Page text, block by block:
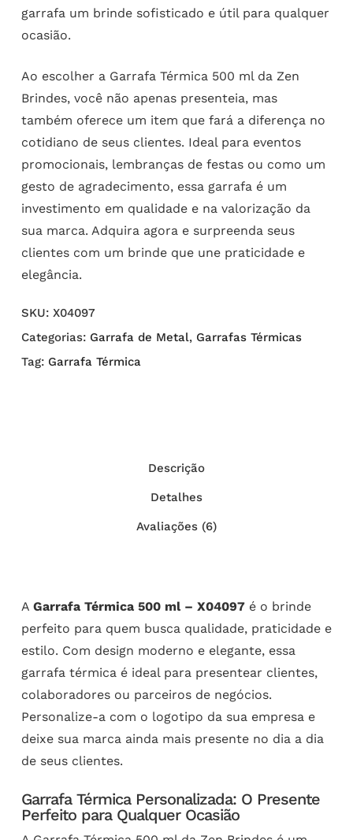
garrafa um brinde sofisticado e útil para qualquer
ocasião.
Ao escolher a Garrafa Térmica 500 ml da Zen
Brindes, você não apenas presenteia, mas
também oferece um item que fará a diferença no
cotidiano de seus clientes. Ideal para eventos
promocionais, lembranças de festas ou como um
gesto de agradecimento, essa garrafa é um
investimento em qualidade e na valorização da
sua marca. Adquira agora e surpreenda seus
clientes com um brinde que une praticidade e
elegância.
SKU: X04097
Categorias: Garrafa de Metal, Garrafas Térmicas
Tag: Garrafa Térmica
Descrição
Detalhes
Avaliações (6)
A Garrafa Térmica 500 ml – X04097é o brinde
perfeito para quem busca qualidade, praticidade e
estilo. Com design moderno e elegante, essa
garrafa térmica é ideal para presentear clientes,
colaboradores ou parceiros de negócios.
Personalize-a com o logotipo da sua empresa e
deixe sua marca ainda mais presente no dia a dia
de seus clientes.
Garrafa Térmica Personalizada: O Presente
Perfeito para Qualquer Ocasião